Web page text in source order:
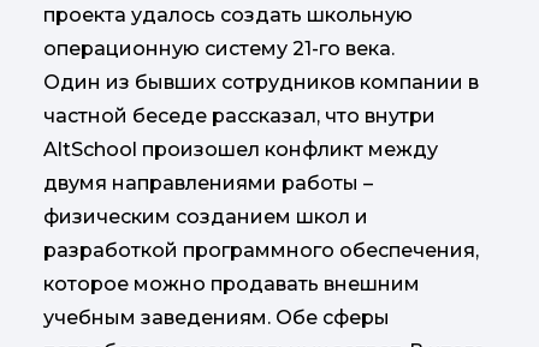
проекта удалось создать школьную
операционную систему 21-го века.
Один из бывших сотрудников компании в
частной беседе рассказал, что внутри
AltSchool произошел конфликт между
двумя направлениями работы –
физическим созданием школ и
разработкой программного обеспечения,
которое можно продавать внешним
учебным заведениям. Обе сферы